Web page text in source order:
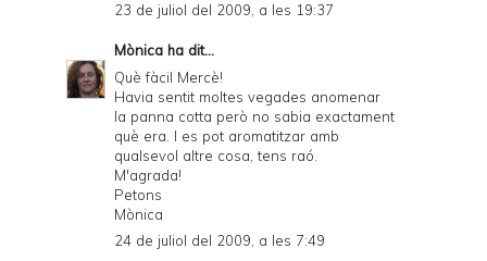
23 de juliol del 2009, a les 19:37
Mònica ha dit...
Què fàcil Mercè!
Havia sentit moltes vegades anomenar
la panna cotta però no sabia exactament
què era. I es pot aromatitzar amb
qualsevol altre cosa, tens raó.
M'agrada!
Petons
Mònica
24 de juliol del 2009, a les 7:49